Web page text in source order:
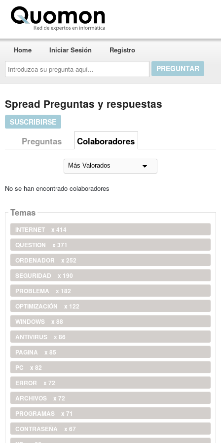
Introduzca
su
pregunta
aquí...
Home Iniciar Sesión Registro
Spread Preguntas y respuestas
SUSCRIBIRSE
Preguntas Colaboradores
No se han encontrado colaboradores
Temas
INTERNET
x 414
QUESTION
x 371
ORDENADOR
x 252
SEGURIDAD
x 190
PROBLEMA
x 182
OPTIMIZACIÓN
x 122
WINDOWS
x 88
ANTIVIRUS
x 86
PAGINA
x 85
PC
x 82
ERROR
x 72
ARCHIVOS
x 72
PROGRAMAS
x 71
CONTRASEÑA
x 67